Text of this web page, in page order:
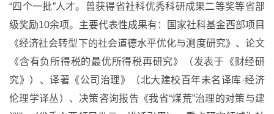
“四个一批”人才。曾获得省社科优秀科研成果二等奖等省部
级奖励10余项。主要代表性成果有：国家社科基金西部项目
《经济社会转型下的社会道德水平优化与测度研究》、论文
《含有负所得税的最优所得税再研究》（发表于《财经研
究》）、译著《公司治理》（北大建校百年未名译库·经济
伦理学译丛）、决策咨询报告《我省“煤荒”治理的对策与建